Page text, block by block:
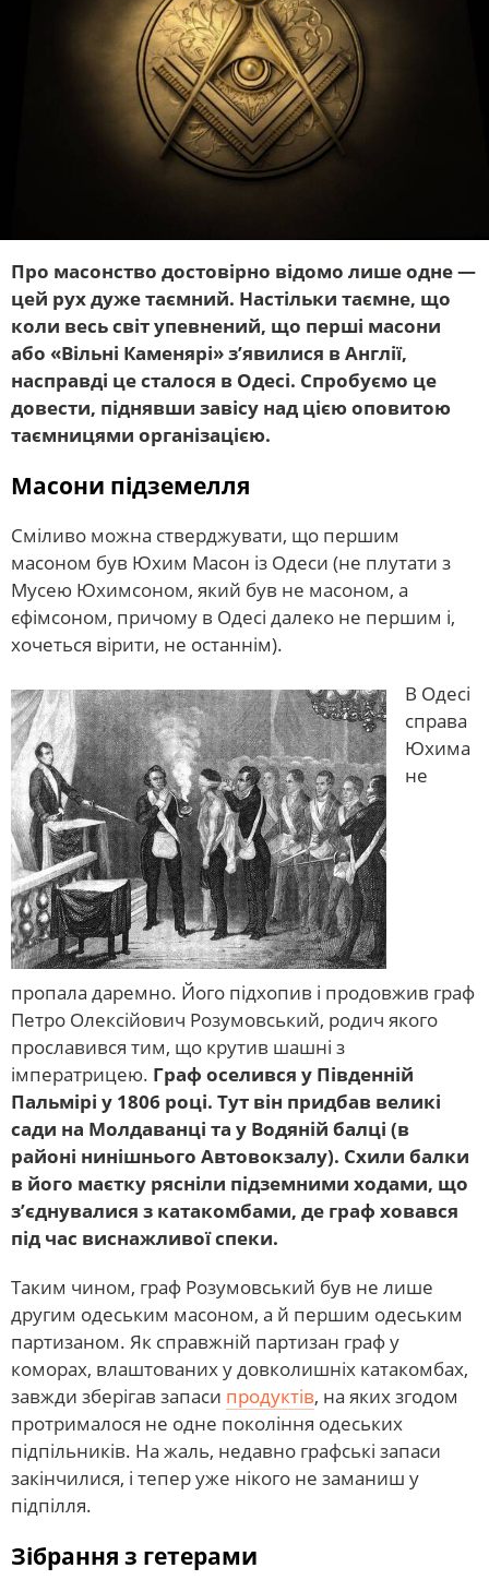
Про масонство достовірно відомо лише одне —
цей рух дуже таємний. Настільки таємне, що
коли весь світ упевнений, що перші масони
або «Вільні Каменярі» з’явилися в Англії,
насправді це сталося в Одесі. Спробуємо це
довести, піднявши завісу над цією оповитою
таємницями організацією.
Масони підземелля
Сміливо можна стверджувати, що першим
масоном був Юхим Масон із Одеси (не плутати з
Мусею Юхимсоном, який був не масоном, а
єфімсоном, причому в Одесі далеко не першим і,
хочеться вірити, не останнім).
В Одесі
справа
Юхима
не
пропала даремно. Його підхопив і продовжив граф
Петро Олексійович Розумовський, родич якого
прославився тим, що крутив шашні з
імператрицею. Граф оселився у Південній
Пальмірі у 1806 році. Тут він придбав великі
сади на Молдаванці та у Водяній балці (в
районі нинішнього Автовокзалу). Схили балки
в його маєтку рясніли підземними ходами, що
з’єднувалися з катакомбами, де граф ховався
під час виснажливої ​​спеки.
Таким чином, граф Розумовський був не лише
другим одеським масоном, а й першим одеським
партизаном. Як справжній партизан граф у
коморах, влаштованих у довколишніх катакомбах,
завжди зберігав запаси продуктів, на яких згодом
протрималося не одне покоління одеських
підпільників. На жаль, недавно графські запаси
закінчилися, і тепер уже нікого не заманиш у
підпілля.
Зібрання з гетерами